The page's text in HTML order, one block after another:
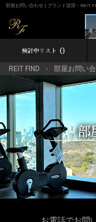
部屋お問い合わせ | ブランド賃貸－REIT
キ
検討中リスト 0
REIT FIND 部屋お問い
部